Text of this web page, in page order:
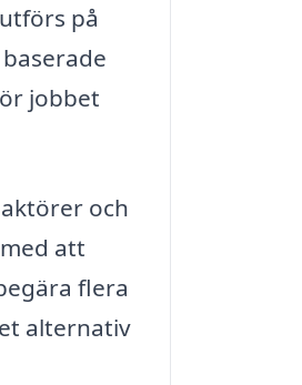
på
jobbet
och
att
flera
alternativ